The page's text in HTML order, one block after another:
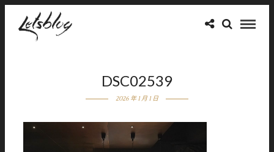
DSC02539
2026 年 1 月 1 日